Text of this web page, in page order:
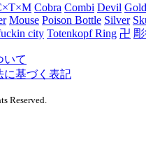
Cobra Combi Devil Gold
Mouse Poison Bottle Silver
city Totenkopf Ring 卍
いて
に基づく表記
Reserved.